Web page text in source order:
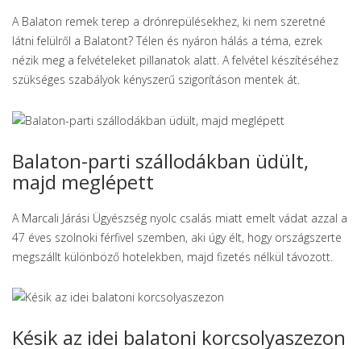
A Balaton remek terep a drónrepülésekhez, ki nem szeretné
látni felülről a Balatont? Télen és nyáron hálás a téma, ezrek
nézik meg a felvételeket pillanatok alatt. A felvétel készítéséhez
szükséges szabályok kényszerű szigorításon mentek át.
Balaton-parti szállodákban üdült,
majd meglépett
A Marcali Járási Ügyészség nyolc csalás miatt emelt vádat azzal a
47 éves szolnoki férfivel szemben, aki úgy élt, hogy országszerte
megszállt különböző hotelekben, majd fizetés nélkül távozott.
Késik az idei balatoni korcsolyaszezon